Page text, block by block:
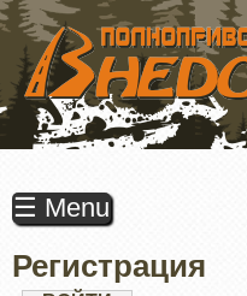
ПЕРЕЙТИ
ОСНОВНОМУ
СОДЕРЖАНИЮ
☰ Menu
Регистрация